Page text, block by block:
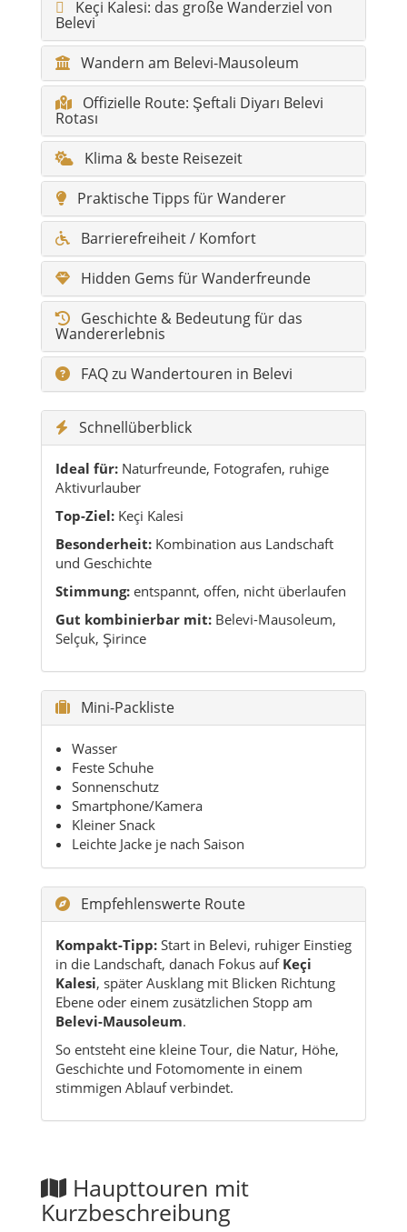
Keçi Kalesi: das große Wanderziel von
Belevi
Wandern am Belevi-Mausoleum
Offizielle Route: Şeftali Diyarı Belevi
Rotası
Klima & beste Reisezeit
Praktische Tipps für Wanderer
Barrierefreiheit / Komfort
Hidden Gems für Wanderfreunde
Geschichte & Bedeutung für das
Wandererlebnis
FAQ zu Wandertouren in Belevi
Schnellüberblick
Ideal für: Naturfreunde, Fotografen, ruhige
Aktivurlauber
Top-Ziel: Keçi Kalesi
Besonderheit: Kombination aus Landschaft
und Geschichte
Stimmung: entspannt, offen, nicht überlaufen
Gut kombinierbar mit: Belevi-Mausoleum,
Selçuk, Şirince
Mini-Packliste
Wasser
Feste Schuhe
Sonnenschutz
Smartphone/Kamera
Kleiner Snack
Leichte Jacke je nach Saison
Empfehlenswerte Route
Kompakt-Tipp: Start in Belevi, ruhiger Einstieg
in die Landschaft, danach Fokus auf Keçi
Kalesi, später Ausklang mit Blicken Richtung
Ebene oder einem zusätzlichen Stopp am
Belevi-Mausoleum.
So entsteht eine kleine Tour, die Natur, Höhe,
Geschichte und Fotomomente in einem
stimmigen Ablauf verbindet.
Haupttouren mit
Kurzbeschreibung